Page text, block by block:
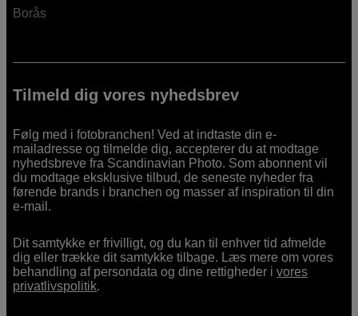
Borås
Tilmeld dig vores nyhedsbrev
Følg med i fotobranchen! Ved at indtaste din e-
mailadresse og tilmelde dig, accepterer du at modtage
nyhedsbreve fra Scandinavian Photo. Som abonnent vil
du modtage eksklusive tilbud, de seneste nyheder fra
førende brands i branchen og masser af inspiration til din
e-mail.
Dit samtykke er frivilligt, og du kan til enhver tid afmelde
dig eller trække dit samtykke tilbage. Læs mere om vores
behandling af persondata og dine rettigheder ivores
privatlivspolitik.